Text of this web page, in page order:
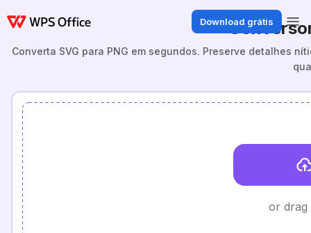
Download grátis
Converta SVG para PNG em segundos. Preserve detalhes
or drag